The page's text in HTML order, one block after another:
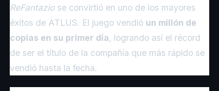
ReFantazio se convirtió en uno de los mayores
éxitos de ATLUS. El juego vendió un millón de
copias en su primer día, logrando así el récord
de ser el título de la compañía que más rápido se
vendió hasta la fecha.